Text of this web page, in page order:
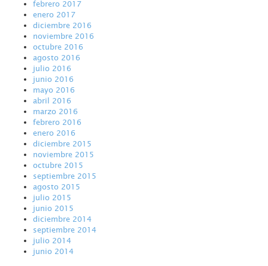
febrero 2017
enero 2017
diciembre 2016
noviembre 2016
octubre 2016
agosto 2016
julio 2016
junio 2016
mayo 2016
abril 2016
marzo 2016
febrero 2016
enero 2016
diciembre 2015
noviembre 2015
octubre 2015
septiembre 2015
agosto 2015
julio 2015
junio 2015
diciembre 2014
septiembre 2014
julio 2014
junio 2014